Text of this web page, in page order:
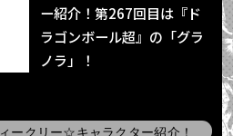
ー紹介！第267回目は『ド
ラゴンボール超』の「グラ
ノラ」！
ークリー☆キャラクター紹介！